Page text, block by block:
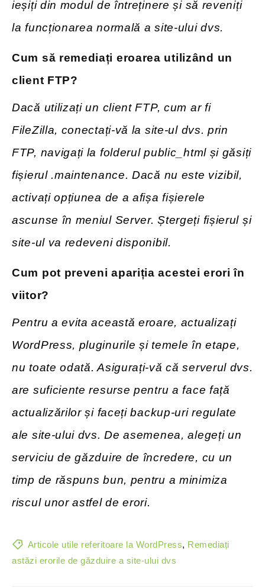
ieșiți din modul de întreținere și să reveniți
la funcționarea normală a site-ului dvs.
Cum să remediați eroarea utilizând un
client FTP?
Dacă utilizați un client FTP, cum ar fi
FileZilla, conectați-vă la site-ul dvs. prin
FTP, navigați la folderul public_html și găsiți
fișierul .maintenance. Dacă nu este vizibil,
activați opțiunea de a afișa fișierele
ascunse în meniul Server. Ștergeți fișierul și
site-ul va redeveni disponibil.
Cum pot preveni apariția acestei erori în
viitor?
Pentru a evita această eroare, actualizați
WordPress, pluginurile și temele în etape,
nu toate odată. Asigurați-vă că serverul dvs.
are suficiente resurse pentru a face față
actualizărilor și faceți backup-uri regulate
ale site-ului dvs. De asemenea, alegeți un
serviciu de găzduire de încredere, cu un
timp de răspuns bun, pentru a minimiza
riscul unor astfel de erori.
Articole utile referitoare la WordPress, Remediați
astăzi erorile de găzduire a site-ului dvs